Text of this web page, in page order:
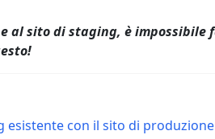
al sito di staging, è
esistente con il sito di produzione